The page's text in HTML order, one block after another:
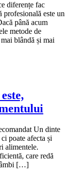
diferențe fac
profesională este un
până acum
metode de
blândă și mai
Un dinte
poate afecta și
alimentele.
care redă
[…]